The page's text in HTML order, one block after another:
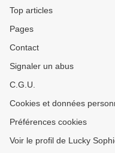
Top articles
Pages
Contact
Signaler un abus
C.G.U.
Cookies et données
Préférences cookies
Voir le profil de Lucky